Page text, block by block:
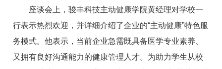
座谈会上，骏丰科技主动健康学院黄经理对学校一
行表示热烈欢迎，并详细介绍了企业的“主动健康”特色服
务模式。他表示，当前企业急需既具备医学专业素养、
又拥有良好沟通能力的健康管理人才。为助力学生从校